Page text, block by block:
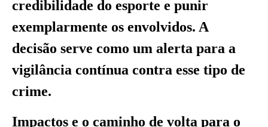
credibilidade do esporte e punir
exemplarmente os envolvidos. A
decisão serve como um alerta para a
vigilância contínua contra esse tipo de
crime.
Impactos e o caminho de volta para o